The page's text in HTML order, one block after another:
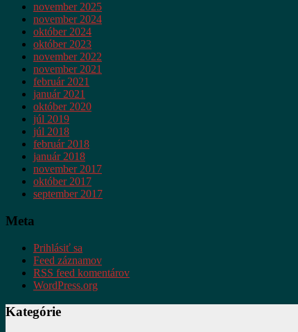
november 2025
november 2024
október 2024
október 2023
november 2022
november 2021
február 2021
január 2021
október 2020
júl 2019
júl 2018
február 2018
január 2018
november 2017
október 2017
september 2017
Meta
Prihlásiť sa
Feed záznamov
RSS feed komentárov
WordPress.org
Kategórie